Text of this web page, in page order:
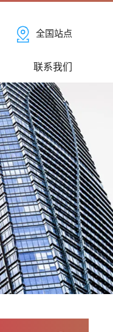
全国站点
联系我们